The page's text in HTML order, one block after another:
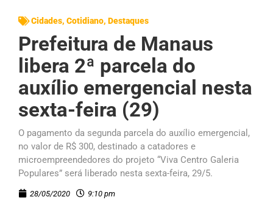
Cidades, Cotidiano, Destaques
Prefeitura de Manaus
libera 2ª parcela do
auxílio emergencial nesta
sexta-feira (29)
O pagamento da segunda parcela do auxílio emergencial,
no valor de R$ 300, destinado a catadores e
microempreendedores do projeto “Viva Centro Galeria
Populares” será liberado nesta sexta-feira, 29/5.
28/05/2020 9:10 pm